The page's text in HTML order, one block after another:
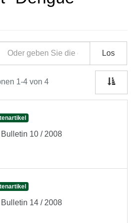
Los
1-4 von 4
10 / 2008
14 / 2008